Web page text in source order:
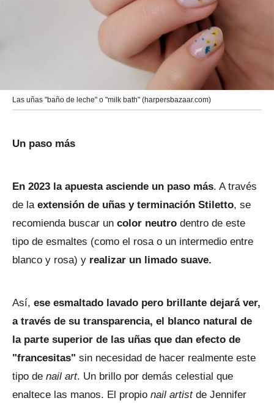
Las uñas "baño de leche" o "milk bath" (harpersbazaar.com)
Un paso más
En 2023 la apuesta asciende un paso más. A través
de laextensión de uñas y terminación Stiletto, se
recomienda buscar un color neutro dentro de este
tipo de esmaltes (como el rosa o un intermedio entre
blanco y rosa) y realizar un limado suave.
Así, ese esmaltado lavado pero brillante dejará ver,
a través de su transparencia, el blanco natural de
la parte superior de las uñas que dan efecto de
"francesitas" sin necesidad de hacer realmente este
tipo de nail art. Un brillo por demás celestial que
enaltece las manos. El propio nail artistde Jennifer